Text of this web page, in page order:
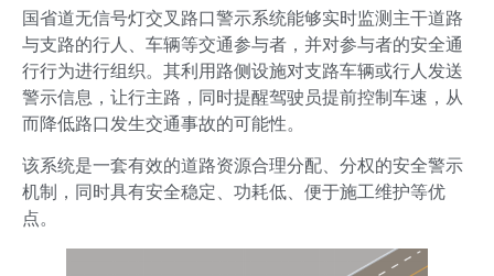
国省道无信号灯交叉路口警示系统能够实时监测主干道路
与支路的行人、车辆等交通参与者，并对参与者的安全通
行行为进行组织。其利用路侧设施对支路车辆或行人发送
警示信息，让行主路，同时提醒驾驶员提前控制车速，从
而降低路口发生交通事故的可能性。
该系统是一套有效的道路资源合理分配、分权的安全警示
机制，同时具有安全稳定、功耗低、便于施工维护等优
点。